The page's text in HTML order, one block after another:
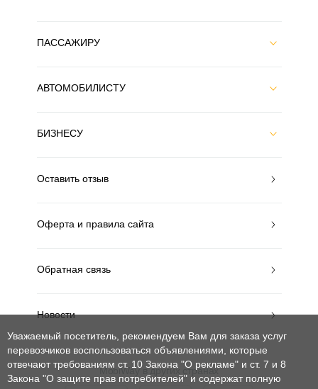
ПАССАЖИРУ
АВТОМОБИЛИСТУ
БИЗНЕСУ
Оставить отзыв
Оферта и правила сайта
Обратная связь
Новости
MobiWay в других странах
Уважаемый посетитель, рекомендуем Вам для заказа услуг
перевозчиков воспользоваться объявлениями, которые
отвечают требованиям ст. 10 Закона "О рекламе" и ст. 7 и 8
Закона "О защите прав потребителей" и содержат полную